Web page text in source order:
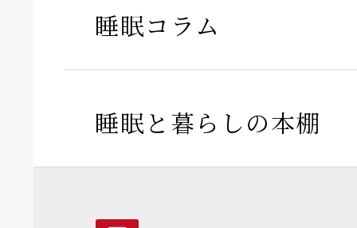
睡眠コラム
睡眠と暮らしの本棚